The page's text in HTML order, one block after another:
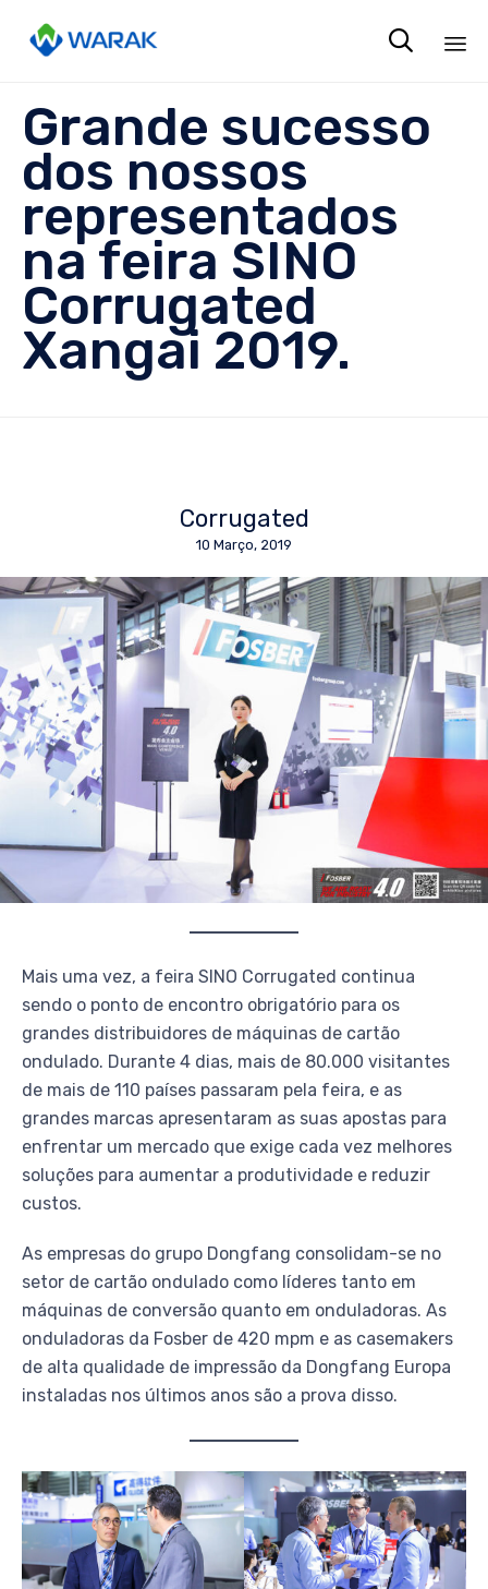

Grande sucesso
dos nossos
representados
na feira SINO
Corrugated
Xangai 2019.
Corrugated
10 Março, 2019
Mais uma vez, a feira SINO Corrugated continua
sendo o ponto de encontro obrigatório para os
grandes distribuidores de máquinas de cartão
ondulado. Durante 4 dias, mais de 80.000 visitantes
de mais de 110 países passaram pela feira, e as
grandes marcas apresentaram as suas apostas para
enfrentar um mercado que exige cada vez melhores
soluções para aumentar a produtividade e reduzir
custos.
As empresas do grupo Dongfang consolidam-se no
setor de cartão ondulado como líderes tanto em
máquinas de conversão quanto em onduladoras. As
onduladoras da Fosber de 420 mpm e as casemakers
de alta qualidade de impressão da Dongfang Europa
instaladas nos últimos anos são a prova disso.